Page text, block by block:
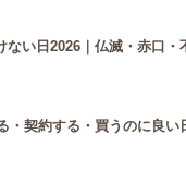
ない日2026｜仏滅・赤口・
・契約する・買うのに良